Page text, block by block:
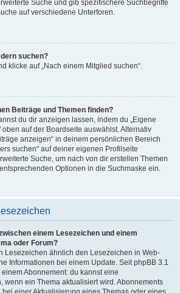
Suche und gib spezifischere Suchbegriffe
auf verschiedene Unterforen.
suchen?
klicke auf „Nach einem Mitglied suchen“.
Beiträge und Themen finden?
du dir anzeigen lassen, indem du „Eigene
oben auf der Boardseite auswählst. Alternativ
anzeigen“ in deinem persönlichen Bereich
suchen“ auf deiner eigenen Profilseite
Suche, um nach von dir erstellen Themen
Optionen in die Suchmaske ein.
einem Lesezeichen und einem
oder Forum?
Lesezeichen ähnlich den Lesezeichen in Web-
Informationen bei einem Update. Seit phpBB 3.1
Abonnement: du kannst eine
wenn ein Thema aktualisiert wird. Abonnements